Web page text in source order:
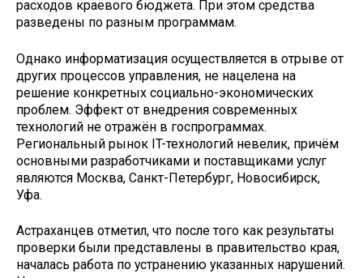
расходов краевого бюджета. При этом средства
разведены по разным программам.
Однако информатизация осуществляется в отрыве от
других процессов управления, не нацелена на
решение конкретных социально-экономических
проблем. Эффект от внедрения современных
технологий не отражён в госпрограммах.
Региональный рынок IT-технологий невелик, причём
основными разработчиками и поставщиками услуг
являются Москва, Санкт-Петербург, Новосибирск,
Уфа.
Астраханцев отметил, что после того как результаты
проверки были представлены в правительство края,
началась работа по устранению указанных нарушений.